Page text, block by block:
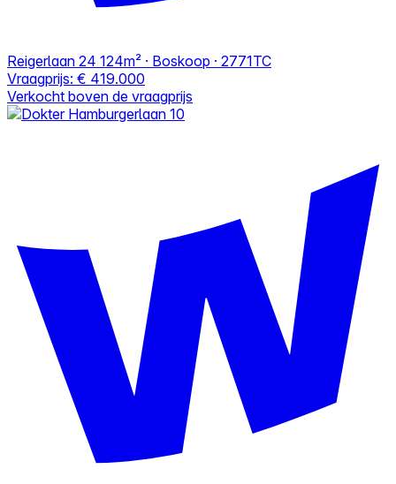
Reigerlaan 24 124m² · Boskoop · 2771TC
Vraagprijs: € 419.000
Verkocht boven de vraagprijs